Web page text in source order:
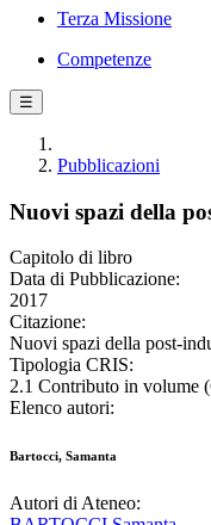
Terza Missione
Competenze
☰
Pubblicazioni
Nuovi spazi della
Capitolo di libro
Data di Pubblicazione:
2017
Citazione:
Nuovi spazi della post-
Tipologia CRIS:
2.1 Contributo in volume
Elenco autori:
Bartocci, Samanta
Autori di Ateneo: